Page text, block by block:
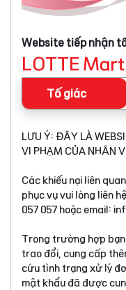
Website tiếp nhận
LOTTE
Tố giác
LƯU Ý: ĐÂY LÀ
VI PHẠM CỦA NHÂN
Các khiếu nại liên
phục vụ vui lòng liên
057 057 hoặc email:
Trong trường hợp
trao đổi, cung cấp
cứu tình trạng xử lý
mật khẩu đã được